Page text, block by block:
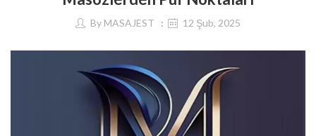
By MASAJEST 12 Şub, 2025